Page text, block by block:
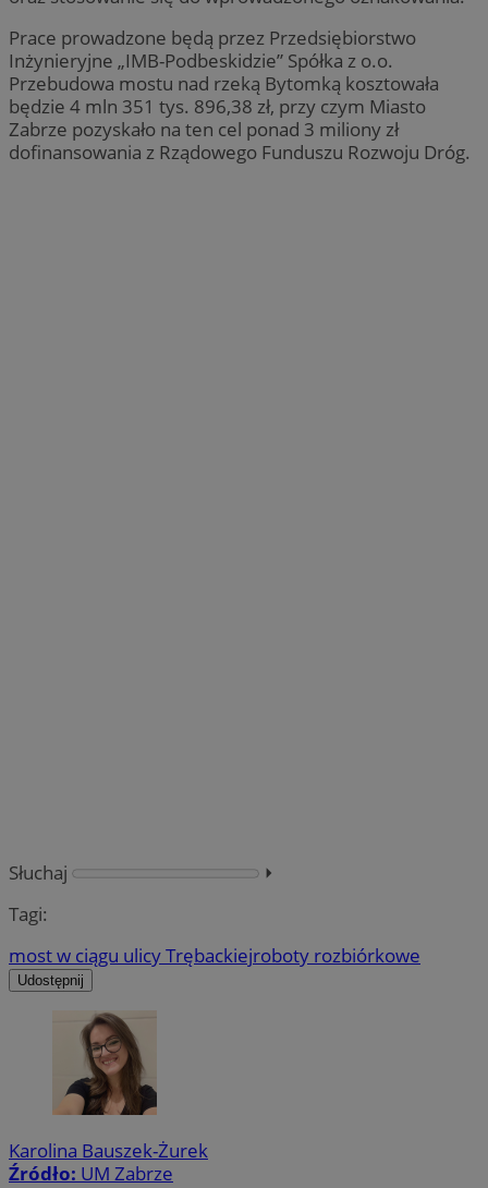
Prace prowadzone będą przez Przedsiębiorstwo
Inżynieryjne „IMB-Podbeskidzie” Spółka z o.o.
Przebudowa mostu nad rzeką Bytomką kosztowała
będzie 4 mln 351 tys. 896,38 zł, przy czym Miasto
Zabrze pozyskało na ten cel ponad 3 miliony zł
dofinansowania z Rządowego Funduszu Rozwoju Dróg.
Słuchaj
⏵︎
Tagi:
most w ciągu ulicy Trębackiejroboty rozbiórkowe
Udostępnij
Karolina Bauszek-Żurek
Źródło: UM Zabrze